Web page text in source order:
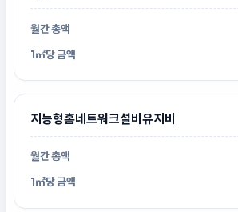
지능형홈네트워크설비유지비